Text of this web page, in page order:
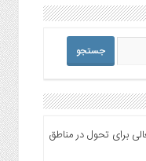
برای تحول در مناطق